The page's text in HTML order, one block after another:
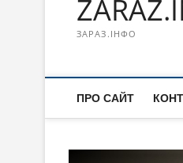
ЗАРАЗ.ІНФО
ПРО САЙТ